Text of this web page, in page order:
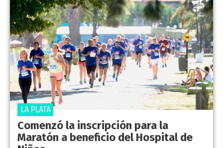
Comenzó la inscripción para la
Maratón a beneficio del Hospital de
LA PLATA